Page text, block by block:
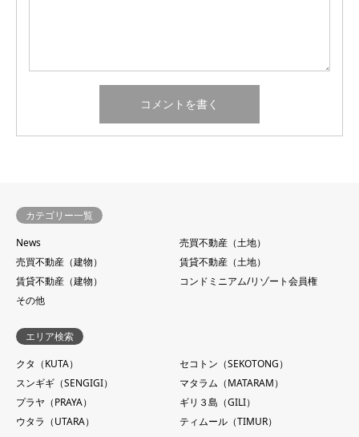
カテゴリー一覧
News
売買不動産（土地）
売買不動産（建物）
賃貸不動産（土地）
賃貸不動産（建物）
コンドミニアム/リゾート会員権
その他
エリア検索
クタ（KUTA）
セコトン（SEKOTONG）
スンギギ（SENGIGI）
マタラム（MATARAM）
プラヤ（PRAYA）
ギリ３島（GILI）
ウタラ（UTARA）
ティムール（TIMUR）